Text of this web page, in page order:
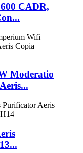
CADR,
Moderatio